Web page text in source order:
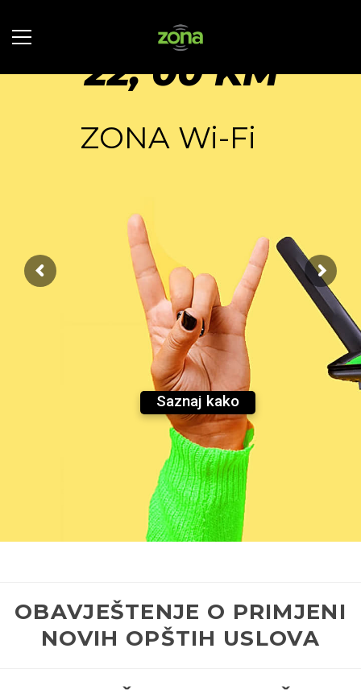
int
22, 00 KM
ZONA Wi-Fi
Saznaj kako
OBAVJEŠTENJE O PRIMJENI
NOVIH OPŠTIH USLOVA